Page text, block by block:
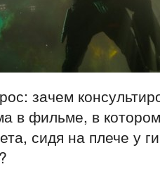
зачем
в фильме, в
сидя на плече у